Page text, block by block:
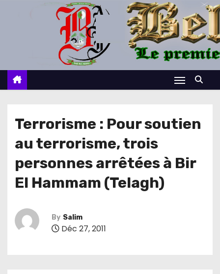
c
Terrorisme : Pour soutien
au terrorisme, trois
personnes arrêtées à Bir
El Hammam (Telagh)
By Salim
Déc 27, 2011